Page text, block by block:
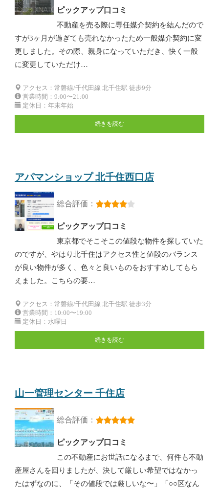
ピックアップ口コミ
不動産を売る際に専任媒介契約を結んだので
すが3ヶ月が過ぎても売れなかったため一般媒介契約に変
更しました。その際、親身になっていただき、快く一般
に変更していただけ…
アクセス：常磐線/千代田線 北千住駅 徒歩9分
営業時間：9:00〜21:00
定休日：年末年始
続きを読む
アパマンショップ 北千住西口店
総合評価：
ピックアップ口コミ
東京都でそこそこの値段な物件を探していた
のですが、やはり北千住はアクセス性と値段のバランス
が良い物件が多く、色々と良いものをおすすめしてもら
えました。こちらの要…
アクセス：常磐線/千代田線 北千住駅 徒歩3分
営業時間：10:00〜19:00
定休日：水曜日
続きを読む
山一管理センター 千住店
総合評価：
ピックアップ口コミ
この不動産にお世話になるまで、何件も不動
産屋さんを回りましたが、決して厳しい希望ではなかっ
たはずなのに、「その値段では厳しいな〜」「○○区なん